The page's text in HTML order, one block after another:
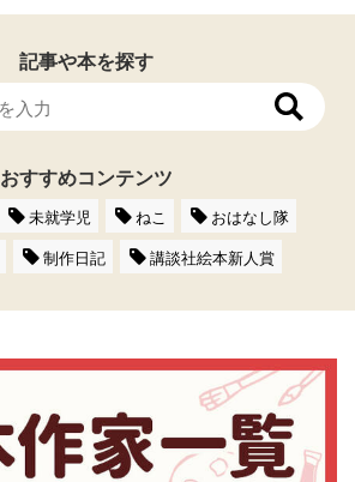
記事や本を探す
おすすめコンテンツ
未就学児 ねこ
おはなし隊
制作日記 講談社絵本新人賞